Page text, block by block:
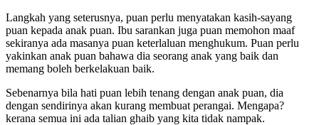
Langkah yang seterusnya, puan perlu menyatakan kasih-sayang
puan kepada anak puan. Ibu sarankan juga puan memohon maaf
sekiranya ada masanya puan keterlaluan menghukum. Puan perlu
yakinkan anak puan bahawa dia seorang anak yang baik dan
memang boleh berkelakuan baik.
Sebenarnya bila hati puan lebih tenang dengan anak puan, dia
dengan sendirinya akan kurang membuat perangai. Mengapa?
kerana semua ini ada talian ghaib yang kita tidak nampak.